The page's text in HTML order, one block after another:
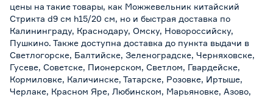
цены на такие товары, как Можжевельник китайский
Стрикта d9 см h15/20 см, но и быстрая доставка по
Калининграду, Краснодару, Омску, Новороссийску,
Пушкино. Также доступна доставка до пункта выдачи в
Светлогорске, Балтийске, Зеленоградске, Черняховске,
Гусеве, Советске, Пионерском, Светлом, Гвардейске,
Кормиловке, Каличинске, Татарске, Розовке, Иртыше,
Черлаке, Красном Яре, Любинском, Марьяновке, Азово,